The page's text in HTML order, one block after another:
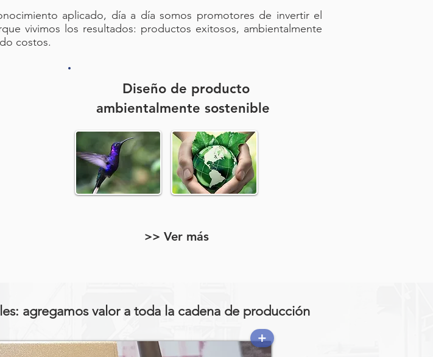
aplicado, día a día somos promotores de invertir el
vivimos los resultados: productos exitosos, ambientalmente
costos​.
Diseño de producto
ambientalmente sostenible
>> Ver más
agregamos valor a toda la cadena de producción
+